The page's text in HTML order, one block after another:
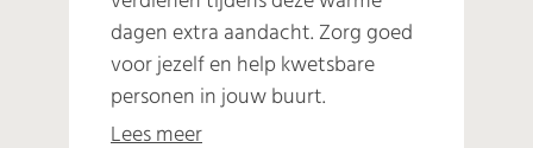
dagen extra aandacht. Zorg goed
voor jezelf en help kwetsbare
personen in jouw buurt.
Lees meer